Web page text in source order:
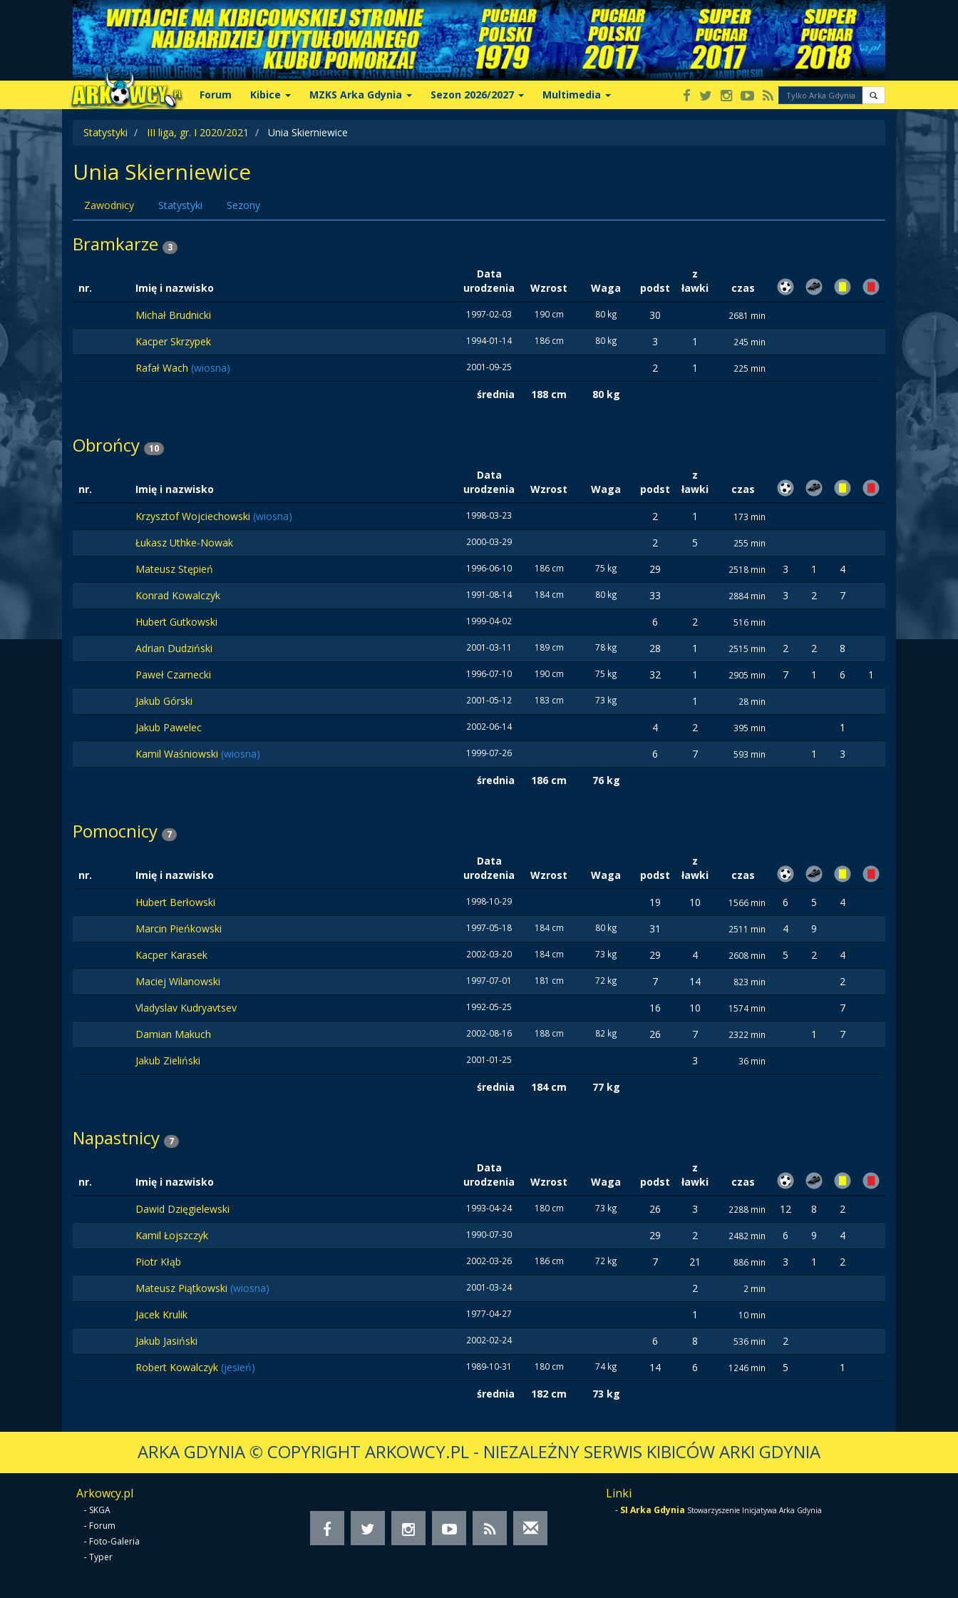
Forum Kibice MZKS Arka Gdynia Sezon 2026/2027 Multimedia
Statystyki III liga, gr. I 2020/2021 Unia Skierniewice
Unia Skierniewice
Zawodnicy Statystyki Sezony
Bramkarze 3
nr. Imię i nazwisko
Data
urodzenia
Wzrost Waga podst
z
ławki
czas
Michał Brudnicki
1997-02-03 190 cm 80 kg 30 2681 min
Kacper Skrzypek 1994-01-14 186 cm 80 kg 3 1 245 min
Rafał Wach (wiosna) 2001-09-25 2 1 225 min
średnia 188 cm 80 kg
Obrońcy 10
nr. Imię i nazwisko
Data
urodzenia
Wzrost Waga podst
z
ławki
czas
Krzysztof Wojciechowski (wiosna) 1998-03-23 2 1 173 min
Łukasz Uthke-Nowak 2000-03-29 2 5 255 min
Mateusz Stępień 1996-06-10 186 cm 75 kg 29 2518 min 3 1
4
Konrad Kowalczyk
1991-08-14 184 cm 80 kg 33 2884 min 3 2
7
Hubert Gutkowski
1999-04-02 6 2 516 min
Adrian Dudziński 2001-03-11 189 cm 78 kg 28 1 2515 min 2 2
8
Paweł Czarnecki
1996-07-10 190 cm 75 kg 32 1 2905 min 7 1 6
1
Jakub Górski
2001-05-12 183 cm 73 kg 1 28 min
Jakub Pawelec 2002-06-14 4 2 395 min
1
Kamil Waśniowski (wiosna) 1999-07-26 6 7 593 min 1
3
średnia
186 cm 76 kg
Pomocnicy 7
nr. Imię i nazwisko
Data
urodzenia
Wzrost Waga podst
z
ławki
czas
Hubert Berłowski
1998-10-29 19 10 1566 min 6 5
4
Marcin Pieńkowski
1997-05-18 184 cm 80 kg 31 2511 min 4
9
Kacper Karasek
2002-03-20 184 cm 73 kg 29 4 2608 min 5 2
4
Maciej Wilanowski
1997-07-01 181 cm 72 kg 7 14 823 min
2
Vladyslav Kudryavtsev
1992-05-25 16 10 1574 min
7
Damian Makuch
2002-08-16 188 cm 82 kg 26 7 2322 min 1
7
Jakub Zieliński
2001-01-25 3 36 min
średnia 184 cm 77 kg
Napastnicy 7
nr. Imię i nazwisko
Data
urodzenia
Wzrost Waga podst
z
ławki
czas
Dawid Dzięgielewski
1993-04-24 180 cm 73 kg 26 3 2288 min 12 8
2
Kamil Łojszczyk
1990-07-30 29 2 2482 min 6 9
4
Piotr Kłąb
2002-03-26 186 cm 72 kg 7 21 886 min 3 1
2
Mateusz Piątkowski (wiosna) 2001-03-24 2 2 min
Jacek Krulik 1977-04-27 1 10 min
Jakub Jasiński 2002-02-24 6 8 536 min
2
Robert Kowalczyk (jesień) 1989-10-31 180 cm 74 kg 14 6 1246 min 5
1
średnia
182 cm 73 kg
ARKA GDYNIA© COPYRIGHT ARKOWCY.PL - NIEZALEŻNY SERWIS KIBICÓW ARKI GDYNIA
Arkowcy.pl
- SKGA
- Forum
- Foto-Galeria
- Typer
Linki
- SI Arka Gdynia Stowarzyszenie Inicjatywa Arka Gdynia